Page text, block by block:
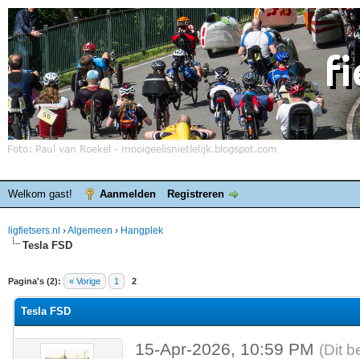
Welkom gast! Aanmelden Registreren
ligfietsers.nl ›Algemeen › Hangplek
Tesla FSD
Pagina's (2): « Vorige 1 2
waardering is 0
Tesla FSD
15-Apr-2026, 10:59 PM (Dit